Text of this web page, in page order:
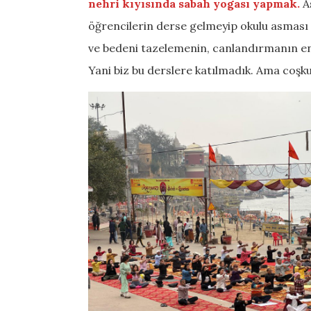
nehri kıyısında sabah yogası yapmak.
öğrencilerin derse gelmeyip okulu
ve bedeni tazelemenin, canlandırmanın
Yani biz bu derslere katılmadık. Ama